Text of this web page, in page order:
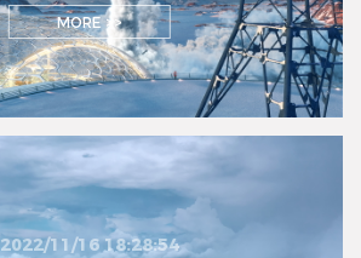
MORE >>
2022/11/16 18:28:54